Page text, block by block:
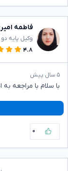
فاطمه
وکیل پایه
۴.۸
۵ سال پیش
با سلام با مراجعه به
۰